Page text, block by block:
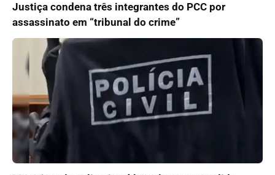
Justiça condena três integrantes do PCC por
assassinato em “tribunal do crime”